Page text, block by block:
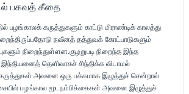
பகவத் கீதை
பழங்காலக் கருத்துகளும் காட்டு மிராண்டிக் காலத்து
நவீனத் தத்துவக் கோட்பாடுகளும்
நிறைந்துள்ளன.குழறுபடி நிறைந்த இந்த
தெளிவாகச் சிந்திக்க விடாமல்
கருத்துகள் அவனை ஒரு பக்கமாக இழுத்துச் சென்றால்
பழங்கால மூடநம்பிக்கைகள் அவனை இழுத்துச்